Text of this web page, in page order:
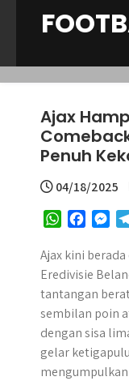
Ajax
Penuh
04/18/2025
W
a
t
s
A
p
c
e
b
o
o
s
s
e
n
g
r
Ajax kini
Eredivisie
tantangan
sembilan poin
dengan sisa
gelar